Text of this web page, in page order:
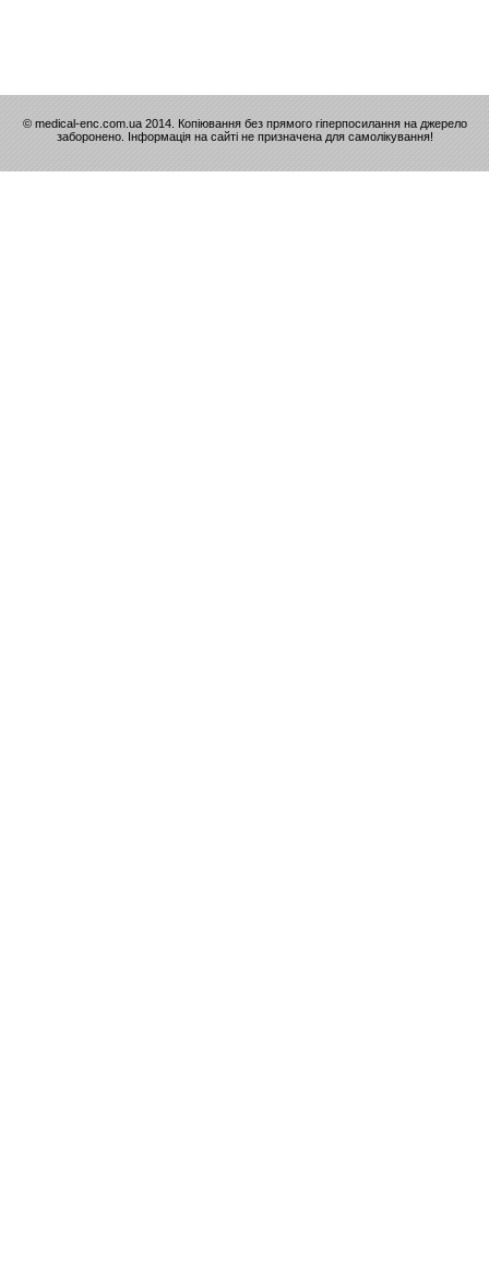
© medical-enc.com.ua 2014. Копіювання без прямого гіперпосилання на джерело
заборонено. Інформація на сайті не призначена для самолікування!